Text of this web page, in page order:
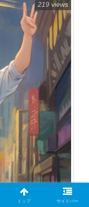
める・納め
219 views
トップ サイドバー